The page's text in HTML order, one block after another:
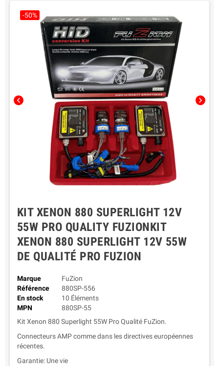
chevron_left chevron_right
-50%
KIT XENON 880 SUPERLIGHT 12V
55W PRO QUALITY FUZIONKIT
XENON 880 SUPERLIGHT 12V 55W
DE QUALITÉ PRO FUZION
Marque
FuZion
Référence
880SP-556
En stock
10 Éléments
MPN
880SP-55
Kit Xenon 880 Superlight 55W Pro Qualité FuZion.
Connecteurs AMP comme dans les directives européennes
récentes.
Garantie: Une vie